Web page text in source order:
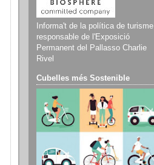
Informa't de la política de turisme
responsable de l'Exposició
Permanent del Pallasso Charlie
Rivel
Cubelles més Sostenible